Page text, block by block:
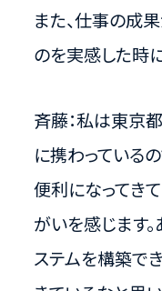
また、仕事の成
のを実感した時
斉藤：私は東京
に携わっている
便利になってき
がいを感じます
ステムを構築で